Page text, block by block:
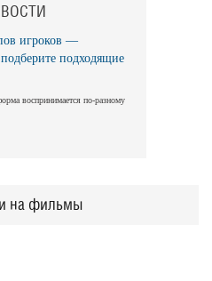
игроков —
подходящие
воспринимается по-разному
на фильмы